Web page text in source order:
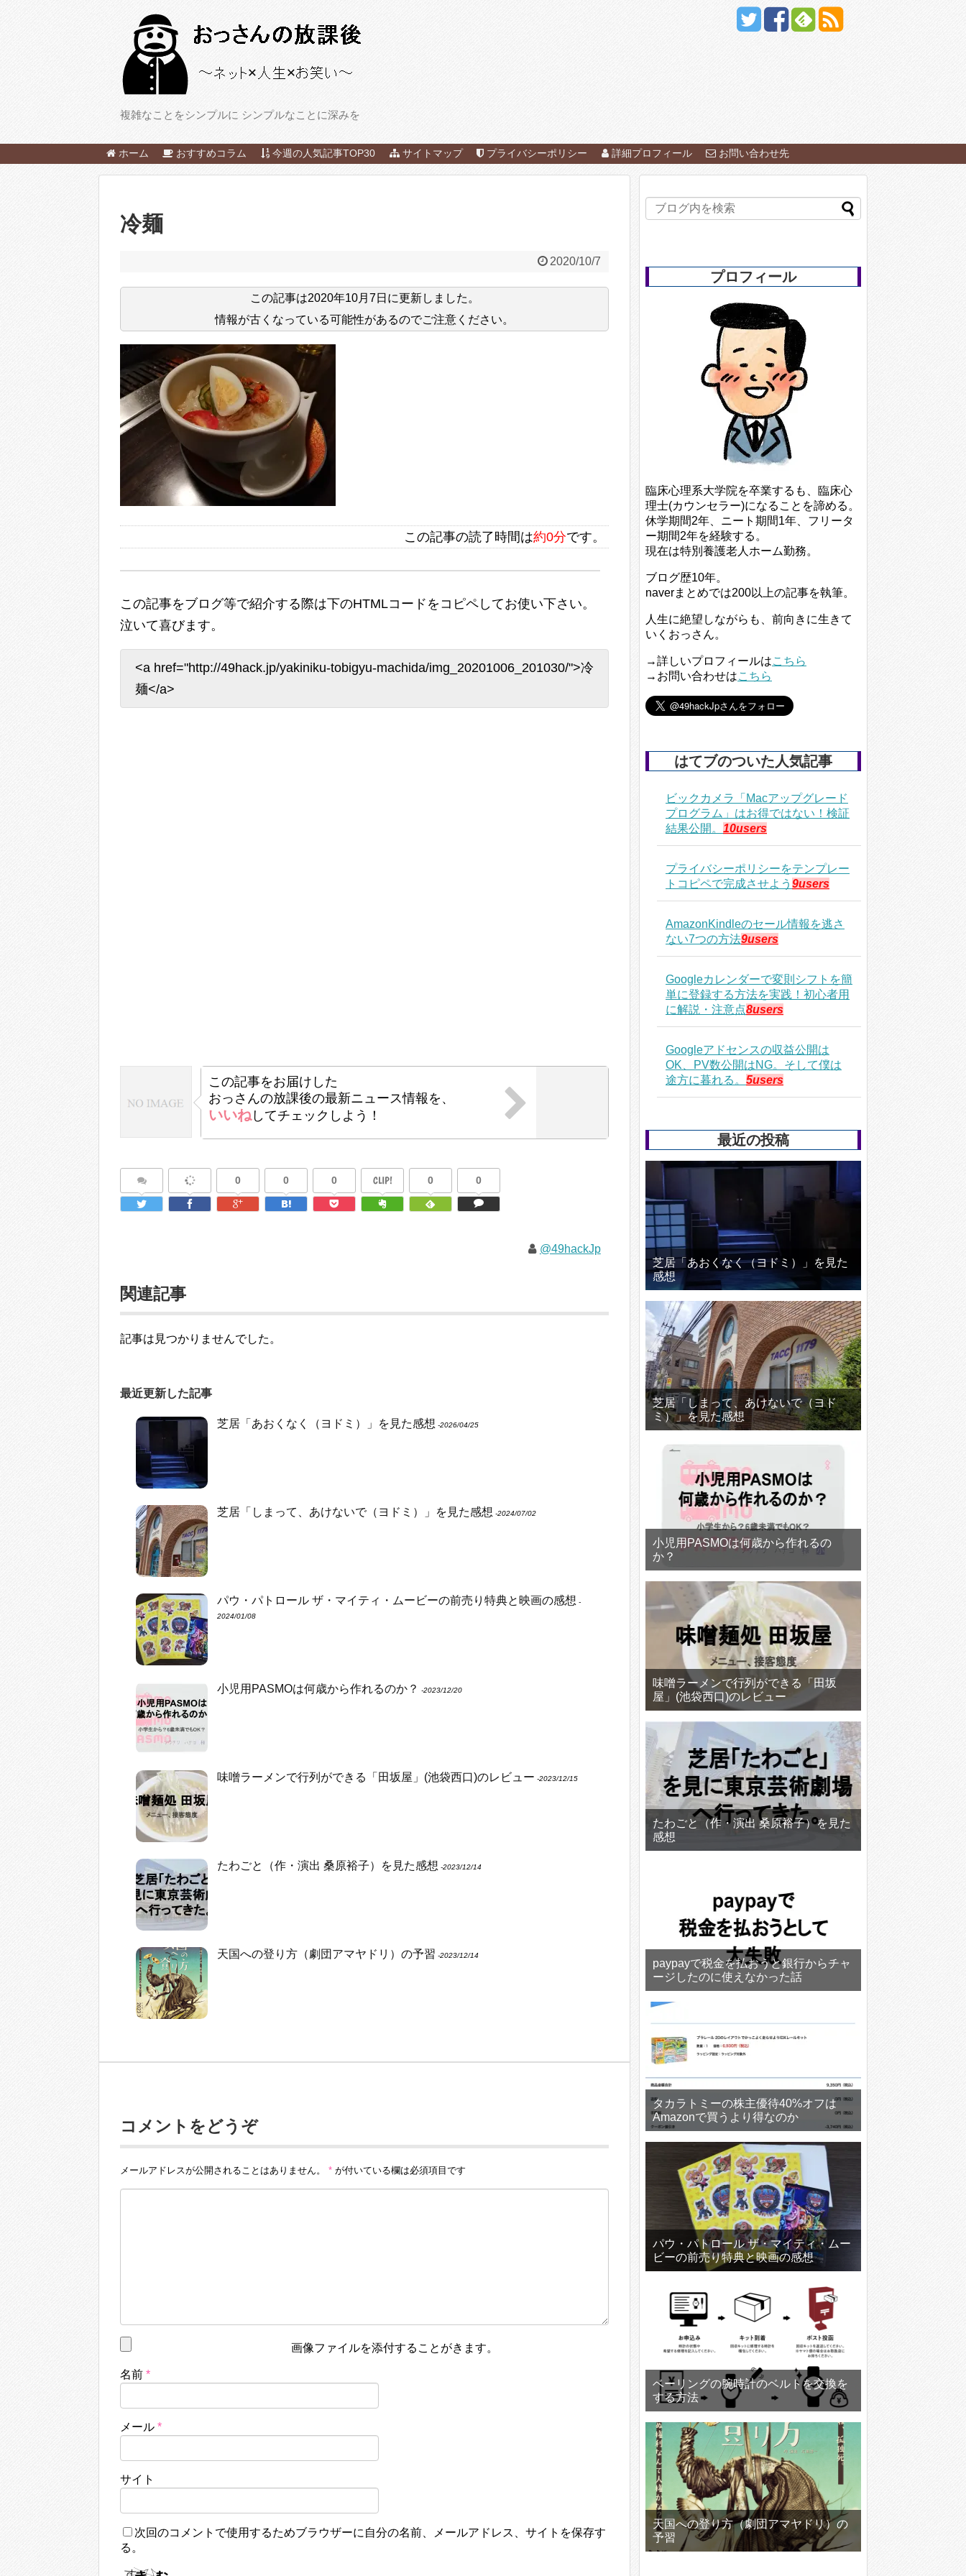
複雑なことをシンプルに シンプルなことに深みを
ホーム おすすめコラム 今週の人気記事TOP30 サイトマップ プライバシーポリシー 詳細プロフィール お問い合わせ先
冷麺
2020/10/7
この記事は2020年10月7日 に更新しました。
情報が古くなっている可能性があるのでご注意ください。
この記事の読了時間は約0分です。
この記事をブログ等で紹介する際は下のHTMLコードをコピペしてお使い下さい。
泣いて喜びます。
<a href="http://49hack.jp/yakiniku-tobigyu-machida/img_20201006_201030/">冷
麺</a>
この記事をお届けした
おっさんの放課後の最新ニュース情報を、
いいねしてチェックしよう！
0 0 0 CLIP! 0 0
@49hackJp
関連記事
記事は見つかりませんでした。
最近更新した記事
芝居「あおくなく（ヨドミ）」を見た感想 ‐2026/04/25
芝居「しまって、あけないで（ヨドミ）」を見た感想 ‐2024/07/02
パウ・パトロール ザ・マイティ・ムービーの前売り特典と映画の感想 ‐
2024/01/08
小児用PASMOは何歳から作れるのか？ ‐2023/12/20
味噌ラーメンで行列ができる「田坂屋」(池袋西口)のレビュー ‐2023/12/15
たわごと（作・演出 桑原裕子）を見た感想 ‐2023/12/14
天国への登り方（劇団アマヤドリ）の予習 ‐2023/12/14
コメントをどうぞ
メールアドレスが公開されることはありません。 * が付いている欄は必須項目です
画像ファイルを添付することがきます。
名前 *
メール *
サイト
次回のコメントで使用するためブラウザーに自分の名前、メールアドレス、サイトを保存す
る。
プロフィール
臨床心理系大学院を卒業するも、臨床心
理士(カウンセラー)になることを諦める。
休学期間2年、ニート期間1年、フリータ
ー期間2年を経験する。
現在は特別養護老人ホーム勤務。
ブログ歴10年。
naverまとめでは200以上の記事を執筆。
人生に絶望しながらも、前向きに生きて
いくおっさん。
→詳しいプロフィールはこちら
→お問い合わせはこちら
はてブのついた人気記事
ビックカメラ「Macアップグレード
プログラム」はお得ではない！検証
結果公開。 10users
プライバシーポリシーをテンプレー
トコピペで完成させよう 9users
AmazonKindleのセール情報を逃さ
ない7つの方法9users
Googleカレンダーで変則シフトを簡
単に登録する方法を実践！初心者用
に解説・注意点8users
Googleアドセンスの収益公開は
OK、PV数公開はNG。そして僕は
途方に暮れる。 5users
最近の投稿
芝居「あおくなく（ヨドミ）」を見た
感想
芝居「しまって、あけないで（ヨド
ミ）」を見た感想
小児用PASMOは何歳から作れるの
か？
味噌ラーメンで行列ができる「田坂
屋」(池袋西口)のレビュー
たわごと（作・演出 桑原裕子）を見た
感想
paypayで税金を払おうと銀行からチャ
ージしたのに使えなかった話
タカラトミーの株主優待40%オフは
Amazonで買うより得なのか
パウ・パトロール ザ・マイティ・ムー
ビーの前売り特典と映画の感想
ベーリングの腕時計のベルトを交換を
する方法
天国への登り方（劇団アマヤドリ）の
予習